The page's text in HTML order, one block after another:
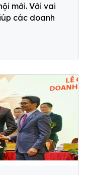
mới. Với vai
các doanh
dịp đầu năm